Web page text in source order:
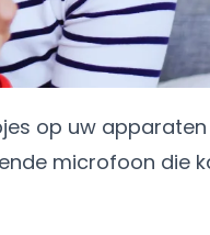
op uw apparaten
microfoon die